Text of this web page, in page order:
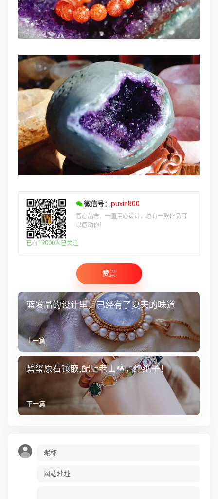
微信号： puxin800
菩心晶舍，一直用心设计，总有一款作品可
以感动你！
已有19000人已关注
赞赏
蓝发晶的设计里，已经有了夏天的味道
上一篇
碧玺原石镶嵌,配上老山檀，绝绝子！
下一篇